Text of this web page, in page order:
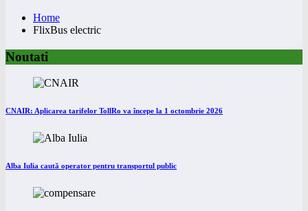
Home
FlixBus electric
Noutati
CNAIR: Aplicarea tarifelor TollRo va începe la 1 octombrie 2026
Alba Iulia caută operator pentru transportul public